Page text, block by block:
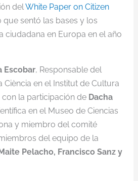
delWhite Paper on Citizen
sentó las bases y los
ciudadana en Europa en el año
Escobar, Responsable del
en el Institut de Cultura
la participación de Dacha
en el Museo de Ciencias
y miembro del comité
del equipo de la
Pelacho, Francisco Sanz y